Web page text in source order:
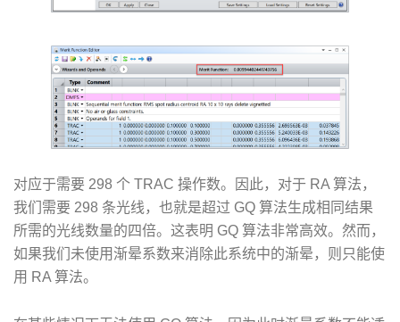
对应于需要 298 个 TRAC 操作数。因此，对于 RA 算法，
我们需要 298 条光线，也就是超过 GQ 算法生成相同结果
所需的光线数量的四倍。这表明 GQ 算法非常高效。然而，
如果我们未使用渐晕系数来消除此系统中的渐晕，则只能使
用 RA 算法。